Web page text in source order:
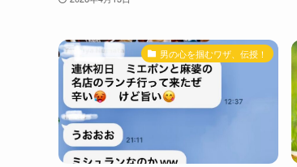
男の心を掴むワザ、伝授！